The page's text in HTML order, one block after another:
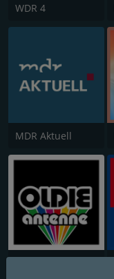
WDR 4
MDR Aktuell